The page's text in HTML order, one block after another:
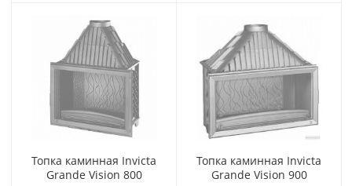
Топка каминная Invicta
Grande Vision 800
Топка каминная Invicta
Grande Vision 900